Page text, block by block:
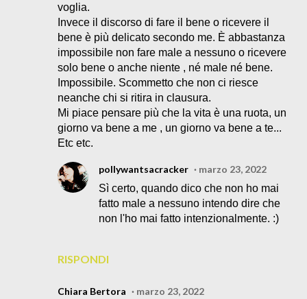
voglia.
Invece il discorso di fare il bene o ricevere il
bene è più delicato secondo me. È abbastanza
impossibile non fare male a nessuno o ricevere
solo bene o anche niente , né male né bene.
Impossibile. Scommetto che non ci riesce
neanche chi si ritira in clausura.
Mi piace pensare più che la vita è una ruota, un
giorno va bene a me , un giorno va bene a te...
Etc etc.
RISPONDI
pollywantsacracker
marzo 23, 2022
Sì certo, quando dico che non ho mai
fatto male a nessuno intendo dire che
non l'ho mai fatto intenzionalmente. :)
Chiara Bertora marzo 23, 2022